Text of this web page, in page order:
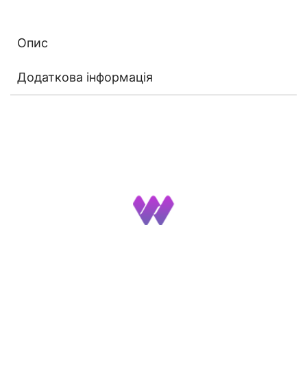
Опис
Додаткова інформація